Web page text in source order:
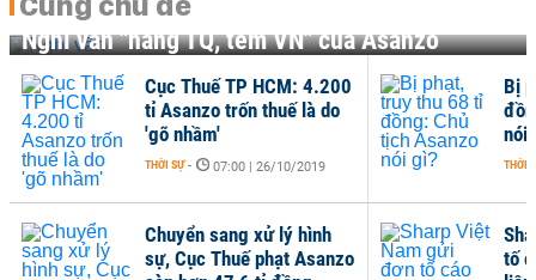
Nghi vấn "hàng TQ, tem VN" của Asanzo
tố
Cục Thuế TP HCM: 4.200
tỉ Asanzo trốn thuế là do
'gõ nhầm'
THỜI SỰ - 07:00 | 26/10/2019
Chuyển sang xử lý hình
sự, Cục Thuế phạt Asanzo
Bị
nói
THỜI